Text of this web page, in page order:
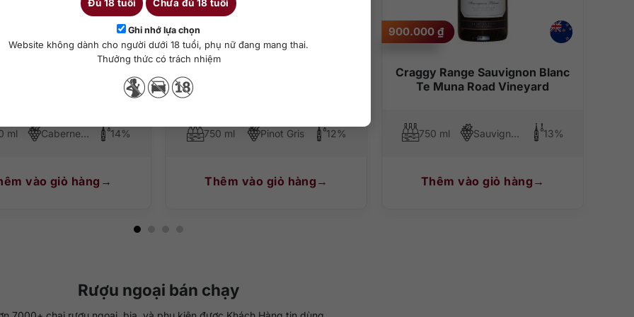
Đủ 18 tuổi Chưa đủ 18 tuổi
Ghi nhớ lựa chọn
Website không dành cho người dưới 18 tuổi, phụ nữ đang mang thai.
Thưởng thức có trách nhiệm
ml Cabernet Sauvignon, Carmenere, Cabernet Franc 14%
vào giỏ hàng
595.000
750 ml Pinot Gris 12%
Thêm vào giỏ hàng
Craggy Range Sauvignon Blanc
Te Muna Road Vineyard
900.000₫
750 ml Sauvignon Blanc 13%
Thêm vào giỏ hàng
Rượu ngoại bán chạy